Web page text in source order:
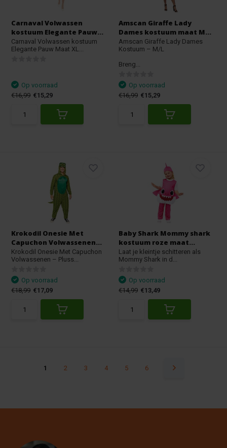
Carnaval Volwassen
kostuum Elegante Pauw...
Carnaval Volwassen kostuum
Elegante Pauw Maat XL...
Op voorraad
€16,99 €15,29
Amscan Giraffe Lady
Dames kostuum maat M...
Amscan Giraffe Lady Dames
Kostuum – M/L
Breng...
Op voorraad
€16,99 €15,29
Krokodil Onesie Met
Capuchon Volwassenen...
Krokodil Onesie Met Capuchon
Volwassenen – Pluss...
Op voorraad
€18,99 €17,09
Baby Shark Mommy shark
kostuum roze maat...
Laat je kleintje schitteren als
Mommy Shark in d...
Op voorraad
€14,99 €13,49
1 2 3 4 5 6